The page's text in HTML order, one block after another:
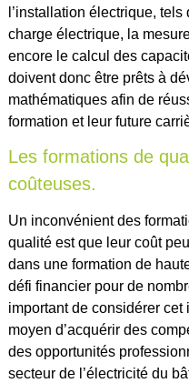
l’installation électrique,
charge électrique, la
encore le calcul des
doivent donc être prêts à
mathématiques afin de
formation et leur future
Les formations de
coûteuses.
Un inconvénient des
qualité est que leur coût
dans une formation de
défi financier pour de
important de considérer
moyen d’acquérir des
des opportunités
secteur de l’électricité du